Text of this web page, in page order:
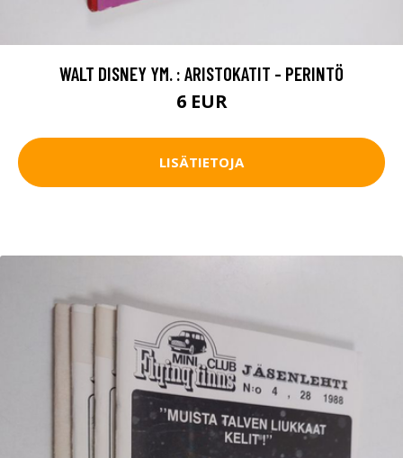
WALT DISNEY YM. : ARISTOKATIT - PERINTÖ
6 EUR
LISÄTIETOJA